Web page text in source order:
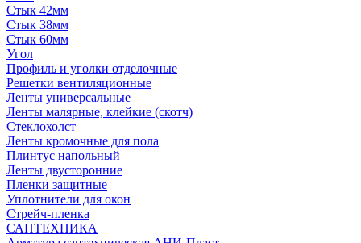
Стык 42мм
Стык 38мм
Стык 60мм
Угол
Профиль и уголки отделочные
Решетки вентиляционные
Ленты универсальные
Ленты малярные, клейкие (скотч)
Стеклохолст
Ленты кромочные для пола
Плинтус напольный
Ленты двусторонние
Пленки защитные
Уплотнители для окон
Стрейч-пленка
САНТЕХНИКА